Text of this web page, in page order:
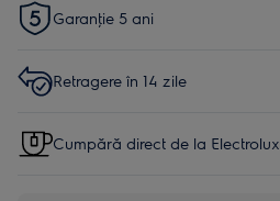
Garanţie 5 ani
Retragere în 14 zile
Cumpără direct de la Electrolux